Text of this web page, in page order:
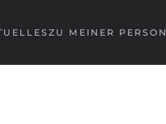
ZU MEINER PERSON